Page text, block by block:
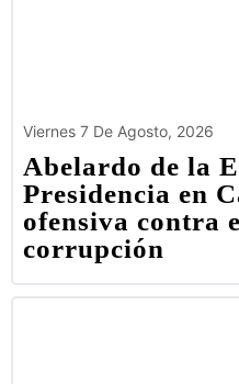
Viernes 7 De Agosto, 2026
Abelardo de la
Presidencia en
ofensiva contra
corrupción